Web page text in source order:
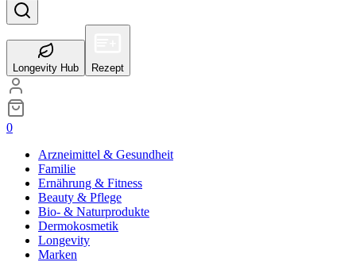
Longevity Hub Rezept
0
Arzneimittel & Gesundheit
Familie
Ernährung & Fitness
Beauty & Pflege
Bio- & Naturprodukte
Dermokosmetik
Longevity
Marken